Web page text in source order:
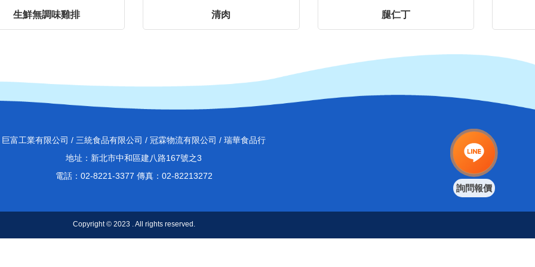
生鮮無調味雞排 清肉 腿仁丁
巨富工業有限公司 / 三統食品有限公司 / 冠霖物流有限公司 / 瑞華食品行
地址：新北市中和區建八路167號之3
電話：02-8221-3377 傳真：02-82213272
Copyright © 2023 . All rights reserved.
詢問報價